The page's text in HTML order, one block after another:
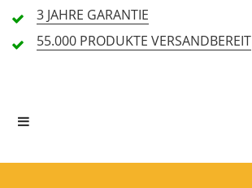
Alle Sprachen
3 JAHRE GARANTIE
55.000 PRODUKTE VERSANDBEREIT